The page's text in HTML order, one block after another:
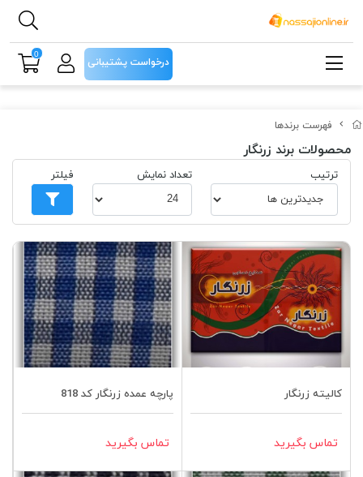
فهرست برندها
محصولات برند زرنگار
ترتیب تعداد نمایش فیلتر
کالیته زرنگار
تماس بگیرید
پارچه عمده زرنگار کد 818
تماس بگیرید
درخواست پشتیبانی
0